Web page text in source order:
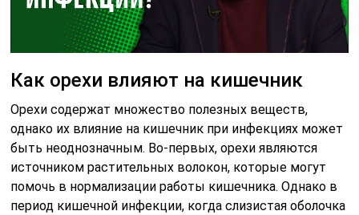
Как орехи влияют на кишечник
Орехи содержат множество полезных веществ,
однако их влияние на кишечник при инфекциях может
быть неоднозначным. Во-первых, орехи являются
источником растительных волокон, которые могут
помочь в нормализации работы кишечника. Однако в
период кишечной инфекции, когда слизистая оболочка